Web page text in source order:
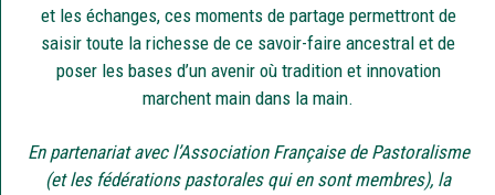
et les échanges, ces moments de partage permettront de
saisir toute la richesse de ce savoir-faire ancestral et de
poser les bases d’un avenir où tradition et innovation
marchent main dans la main.
En partenariat avec l’Association Française de Pastoralisme
(et les fédérations pastorales qui en sont membres), la